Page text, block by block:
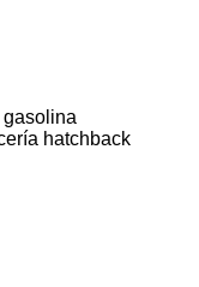
gasolina
hatchback